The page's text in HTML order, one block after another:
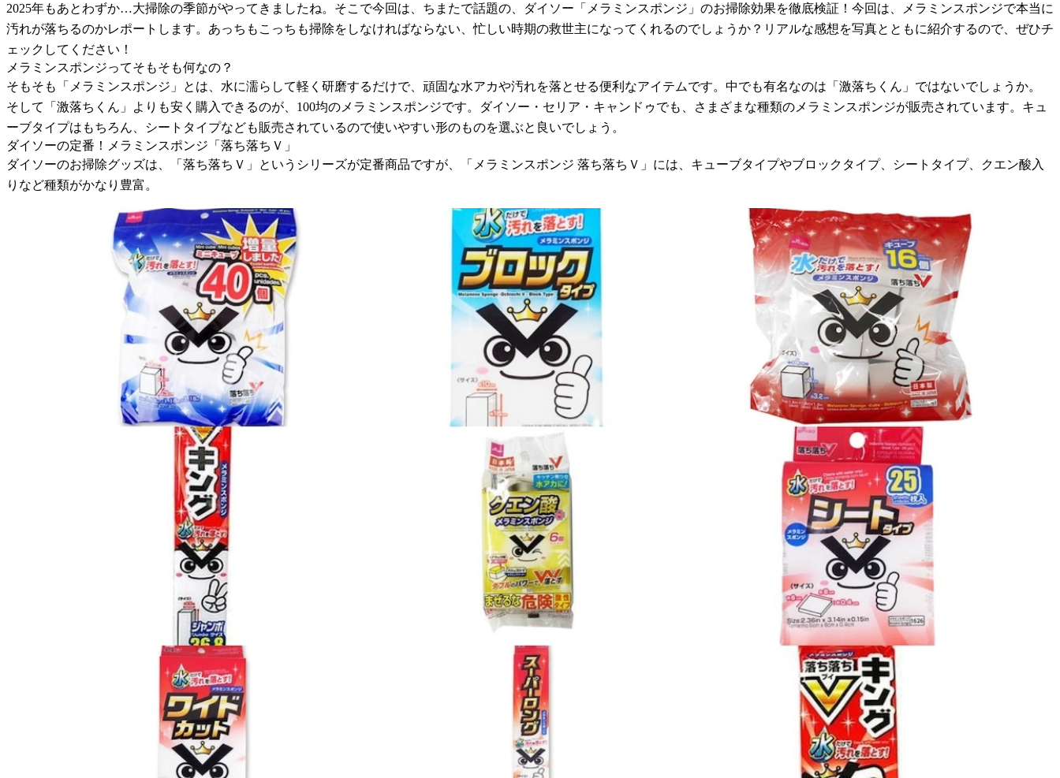
2025年もあとわずか…大掃除の季節がやってきましたね。そこで今回は、ちまたで話題の、ダイソー「メラミンスポンジ」のお掃除効果を徹底検証！今回は、メラミンスポンジで本当に
汚れが落ちるのかレポートします。あっちもこっちも掃除をしなければならない、忙しい時期の救世主になってくれるのでしょうか？リアルな感想を写真とともに紹介するので、ぜひチ
ェックしてください！
メラミンスポンジってそもそも何なの？
そもそも「メラミンスポンジ」とは、水に濡らして軽く研磨するだけで、頑固な水アカや汚れを落とせる便利なアイテムです。中でも有名なのは「激落ちくん」ではないでしょうか。
そして「激落ちくん」よりも安く購入できるのが、100均のメラミンスポンジです。ダイソー・セリア・キャンドゥでも、さまざまな種類のメラミンスポンジが販売されています。キュ
ーブタイプはもちろん、シートタイプなども販売されているので使いやすい形のものを選ぶと良いでしょう。
ダイソーの定番！メラミンスポンジ「落ち落ちＶ」
ダイソーのお掃除グッズは、「落ち落ちＶ」というシリーズが定番商品ですが、「メラミンスポンジ 落ち落ちＶ」には、キューブタイプやブロックタイプ、シートタイプ、クエン酸入
りなど種類がかなり豊富。